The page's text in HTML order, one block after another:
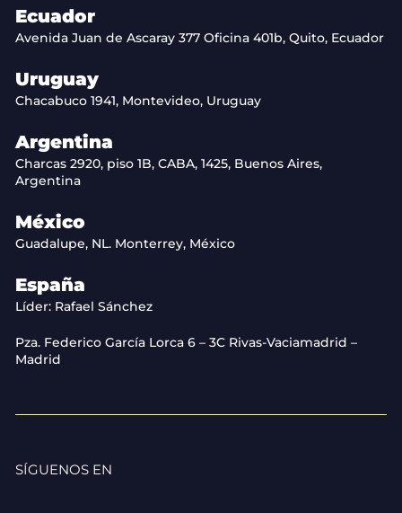
Ecuador
Avenida Juan de Ascaray 377 Oficina 401b, Quito, Ecuador
Uruguay
Chacabuco 1941, Montevideo, Uruguay
Argentina
Charcas 2920, piso 1B, CABA, 1425, Buenos Aires,
Argentina
México
Guadalupe, NL. Monterrey, México
España
Líder: Rafael Sánchez
Pza. Federico García Lorca 6 – 3C Rivas-Vaciamadrid –
Madrid
SÍGUENOS EN